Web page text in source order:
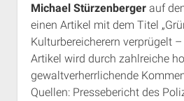
Michael Stürzenbergerauf
einen Artikel mit dem Titel
Kulturbereicherern verprügelt –
Artikel wird durch zahlreiche
gewaltverherrlichende
Quellen: Pressebericht des